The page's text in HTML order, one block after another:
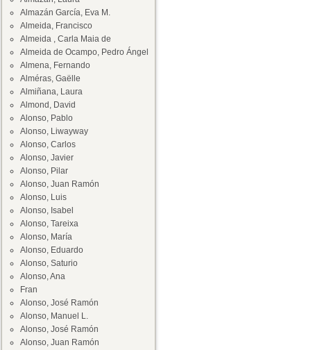
Almazán García, Eva M.
Almeida, Francisco
Almeida , Carla Maia de
Almeida de Ocampo, Pedro Ángel
Almena, Fernando
Alméras, Gaëlle
Almiñana, Laura
Almond, David
Alonso, Pablo
Alonso, Liwayway
Alonso, Carlos
Alonso, Javier
Alonso, Pilar
Alonso, Juan Ramón
Alonso, Luis
Alonso, Isabel
Alonso, Tareixa
Alonso, María
Alonso, Eduardo
Alonso, Saturio
Alonso, Ana
Fran
Alonso, José Ramón
Alonso, Manuel L.
Alonso, José Ramón
Alonso, Juan Ramón